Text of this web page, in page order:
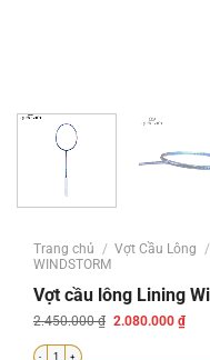
Trang chủ / Vợt Cầu Lông /
WINDSTORM
Vợt cầu lông Lining
2.450.000₫ Giá
2.080.000 ₫Giá
hiện
Vợt cầu lông Lining Windstorm 72 Dazzle